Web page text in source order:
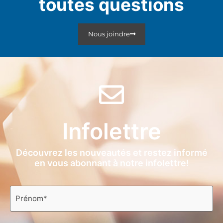
toutes questions
Nous joindre
Infolettre
Découvrez les nouveautés et restez informé
en vous abonnant à notre infolettre!
Prénom